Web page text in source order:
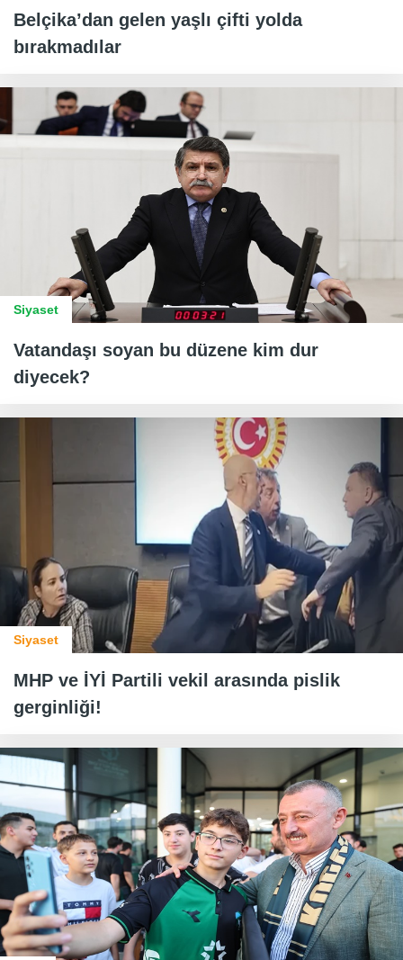
Belçika’dan gelen yaşlı çifti yolda
bırakmadılar
Siyaset
Vatandaşı soyan bu düzene kim dur
diyecek?
Siyaset
MHP ve İYİ Partili vekil arasında pislik
gerginliği!